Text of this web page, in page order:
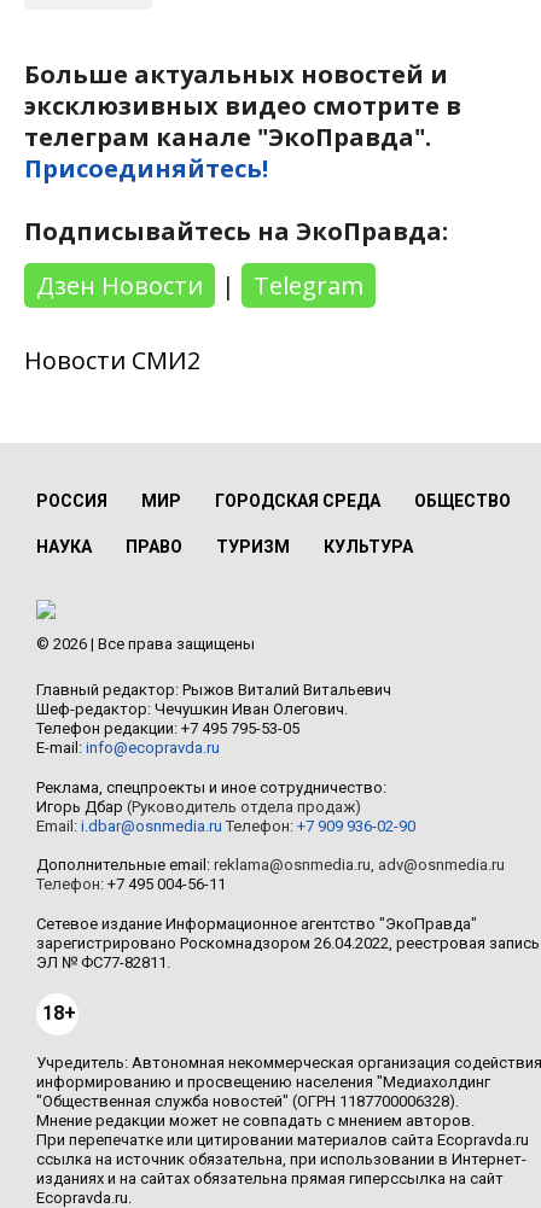
Больше актуальных новостей и
эксклюзивных видео смотрите в
телеграм канале "ЭкоПравда".
Присоединяйтесь!
Подписывайтесь на ЭкоПравда:
Дзен Новости
| Telegram
Новости СМИ2
РОССИЯ МИР ГОРОДСКАЯ СРЕДА ОБЩЕСТВО
НАУКА ПРАВО ТУРИЗМ КУЛЬТУРА
© 2026 | Все права защищены
Главный редактор: Рыжов Виталий Витальевич
Шеф-редактор: Чечушкин Иван Олегович.
Телефон редакции: +7 495 795-53-05
E-mail: info@ecopravda.ru
Реклама, спецпроекты и иное сотрудничество:
Игорь Дбар (Руководитель отдела продаж)
Email: i.dbar@osnmedia.ru Телефон: +7 909 936-02-90
Дополнительные email: reklama@osnmedia.ru adv@osnmedia.ru
Телефон: +7 495 004-56-11
Сетевое издание Информационное агентство "ЭкоПравда"
зарегистрировано Роскомнадзором 26.04.2022, реестровая запись
ЭЛ № ФС77-82811.
18+
Учредитель: Автономная некоммерческая организация содействия
информированию и просвещению населения "Медиахолдинг
"Общественная служба новостей" (ОГРН 1187700006328).
Мнение редакции может не совпадать с мнением авторов.
При перепечатке или цитировании материалов сайта Ecopravda.ru
ссылка на источник обязательна, при использовании в Интернет-
изданиях и на сайтах обязательна прямая гиперссылка на сайт
Ecopravda.ru.